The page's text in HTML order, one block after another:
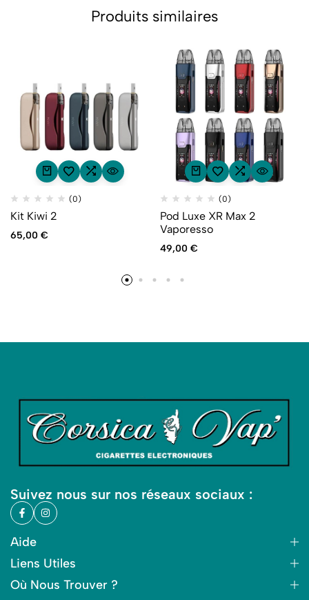
Produits similaires
(0)
Kit Kiwi 2
65,00 €
(0)
Pod Luxe XR Max 2
Vaporesso
49,00 €
Suivez nous sur nos réseaux sociaux :
Aide
Liens Utiles
Où Nous Trouver ?